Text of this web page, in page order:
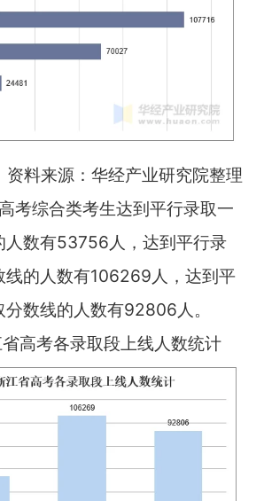
资料来源：华经产业研究院整理
考综合类考生达到平行录取一
人数有53756人，达到平行录
线的人数有106269人，达到平
数线的人数有92806人。
高考各录取段上线人数统计